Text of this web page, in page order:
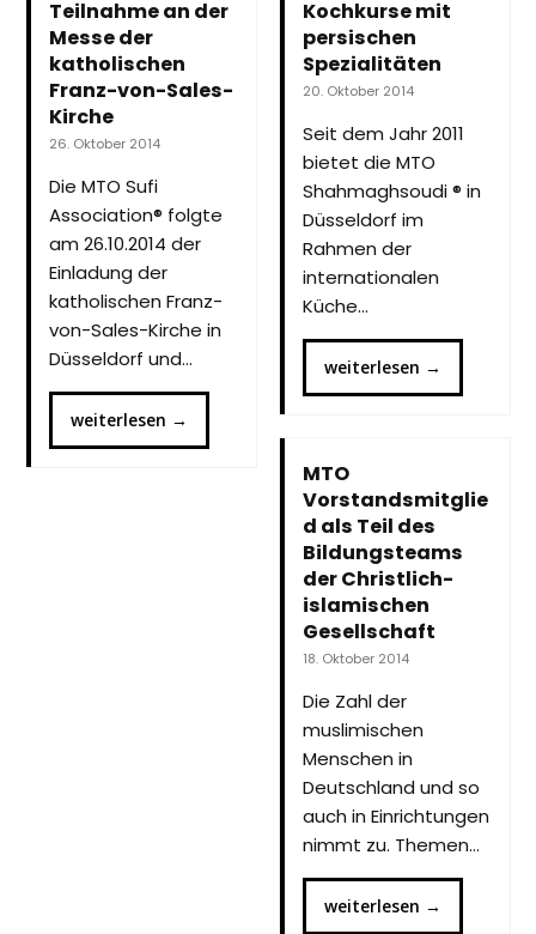
Teilnahme an der
Messe der
katholischen
Franz-von-Sales-
Kirche
26. Oktober 2014
Die MTO Sufi
Association® folgte
am 26.10.2014 der
Einladung der
katholischen Franz-
von-Sales-Kirche in
Düsseldorf und…
weiterlesen →
Kochkurse mit
persischen
Spezialitäten
20. Oktober 2014
Seit dem Jahr 2011
bietet die MTO
Shahmaghsoudi ® in
Düsseldorf im
Rahmen der
internationalen
Küche…
weiterlesen →
MTO
Vorstandsmitglie
d als Teil des
Bildungsteams
der Christlich-
islamischen
Gesellschaft
18. Oktober 2014
Die Zahl der
muslimischen
Menschen in
Deutschland und so
auch in Einrichtungen
nimmt zu. Themen…
weiterlesen →